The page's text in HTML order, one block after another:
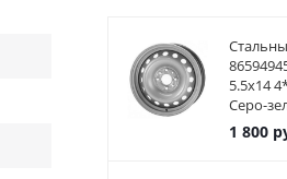
5.5x14
Серо-
1 800